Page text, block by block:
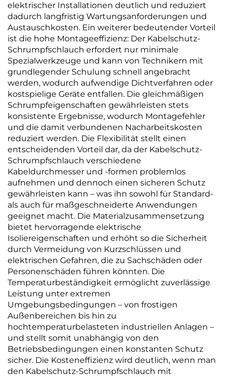
elektrischer Installationen deutlich und reduziert
dadurch langfristig Wartungsanforderungen und
Austauschkosten. Ein weiterer bedeutender Vorteil
ist die hohe Montageeffizienz: Der Kabelschutz-
Schrumpfschlauch erfordert nur minimale
Spezialwerkzeuge und kann von Technikern mit
grundlegender Schulung schnell angebracht
werden, wodurch aufwendige Dichtverfahren oder
kostspielige Geräte entfallen. Die gleichmäßigen
Schrumpfeigenschaften gewährleisten stets
konsistente Ergebnisse, wodurch Montagefehler
und die damit verbundenen Nacharbeitskosten
reduziert werden. Die Flexibilität stellt einen
entscheidenden Vorteil dar, da der Kabelschutz-
Schrumpfschlauch verschiedene
Kabeldurchmesser und -formen problemlos
aufnehmen und dennoch einen sicheren Schutz
gewährleisten kann – was ihn sowohl für Standard-
als auch für maßgeschneiderte Anwendungen
geeignet macht. Die Materialzusammensetzung
bietet hervorragende elektrische
Isoliereigenschaften und erhöht so die Sicherheit
durch Vermeidung von Kurzschlüssen und
elektrischen Gefahren, die zu Sachschäden oder
Personenschäden führen könnten. Die
Temperaturbeständigkeit ermöglicht zuverlässige
Leistung unter extremen
Umgebungsbedingungen – von frostigen
Außenbereichen bis hin zu
hochtemperaturbelasteten industriellen Anlagen –
und stellt somit unabhängig von den
Betriebsbedingungen einen konstanten Schutz
sicher. Die Kosteneffizienz wird deutlich, wenn man
den Kabelschutz-Schrumpfschlauch mit